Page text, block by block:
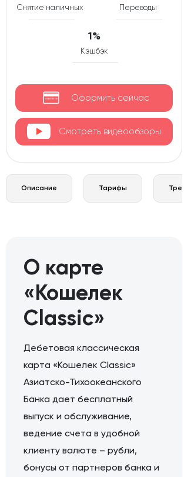
Снятие наличных Переводы
1%
Кэшбэк
Оформить сейчас
Смотреть видеообзоры
Описание Тарифы
О карте
«Кошелек
Classic»
Дебетовая классическая
карта «Кошелек Classic»
Азиатско-Тихоокеанского
Банка дает бесплатный
выпуск и обслуживание,
ведение счета в удобной
клиенту валюте – рубли,
бонусы от партнеров банка и